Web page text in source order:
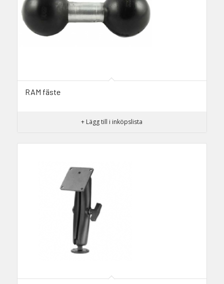
RAM fäste
+ Lägg till i inköpslista